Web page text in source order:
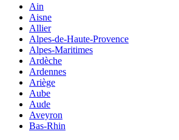
Ain
Aisne
Allier
Alpes-de-Haute-Provence
Alpes-Maritimes
Ardèche
Ardennes
Ariège
Aube
Aude
Aveyron
Bas-Rhin